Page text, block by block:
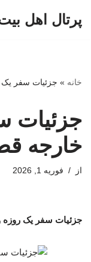
پرتال اهل
خانه » جزئیات سفر یک
جزئیات
خارجه
از فوریه 1, 2026
جزئیات سفر یک روزه